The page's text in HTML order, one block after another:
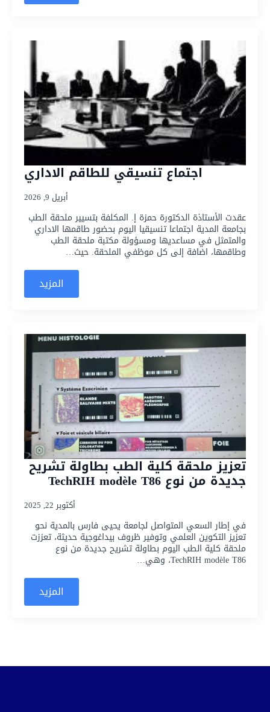
اجتماع تنسيقي للطاقم الاداري
أبريل 9, 2026
عقدت الأستاذة الدكتورة حمزة إ. المكلفة بتسيير ملحقة الطب
بجامعة المدية اجتماعا تنسيقيا اليوم بحضور طاقمها الاداري
والمتمثل في مساعديها ومسؤولة مكتبة ملحقة الطب
وطاقمها، اضافة إلى كل موظفي الملحقة. حيث…
المزيد
تعزيز ملحقة كلية الطب بطاولة تشريح
جديدة من نوع TechRIH modèle T86
أكتوبر 22, 2025
في إطار السعي المتواصل لجامعة يحيى فارس بالمدية نحو
تعزيز التكوين العلمي وتوفير ظروف بيداغوجية حديثة، تعززت
ملحقة كلية الطب اليوم بطاولة تشريح جديدة من نوع
TechRIH modèle T86، وهي…
المزيد